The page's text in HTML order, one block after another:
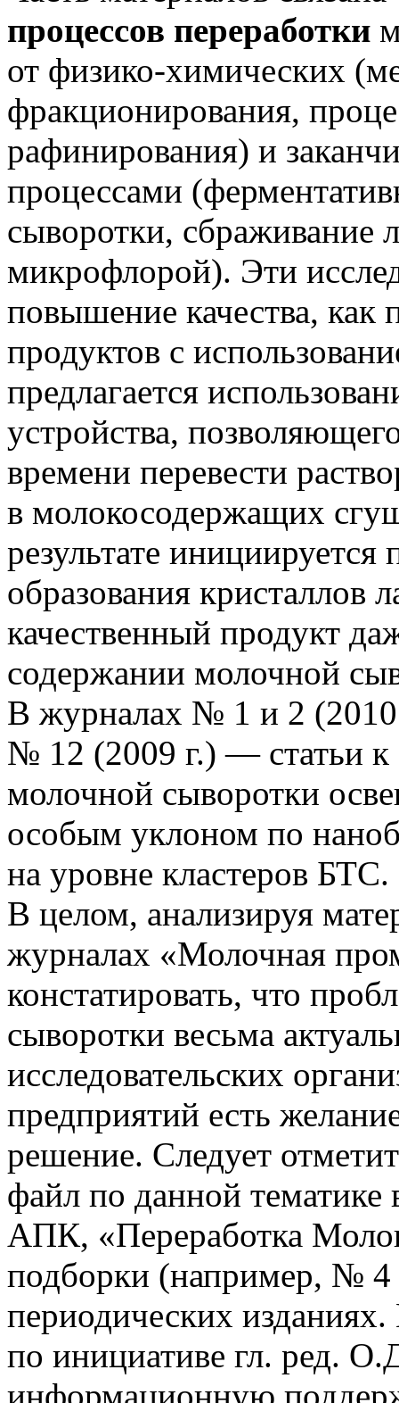
процессов переработки
от физико-химических
фракционирования,
рафинирования) и
процессами
сыворотки, сбраживание
микрофлорой). Эти
повышение качества, как
продуктов с
предлагается
устройства,
времени перевести
в молокосодержащих
результате
образования кристаллов
качественный продукт
содержании молочной
В журналах № 1 и 2 (2010
№ 12 (2009 г.) — статьи
молочной сыворотки
особым уклоном по
на уровне кластеров БТС.
В целом, анализируя
журналах «Молочная
констатировать, что
сыворотки весьма
исследовательских
предприятий есть
решение. Следует
файл по данной
АПК, «Переработка
подборки (например, № 4
периодических
по инициативе гл. ред.
информационную